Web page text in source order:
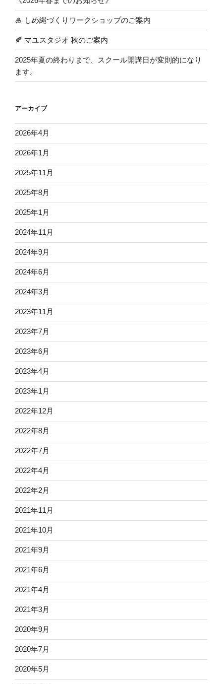
🎍 しめ縄づくりワークショップのご案内
🍂 マユスタジオ 秋のご案内
2025年夏の終わりまで、スクール開講日が変則的になり
ます。
アーカイブ
2026年4月
2026年1月
2025年11月
2025年8月
2025年1月
2024年11月
2024年9月
2024年6月
2024年3月
2023年11月
2023年7月
2023年6月
2023年4月
2023年1月
2022年12月
2022年8月
2022年7月
2022年4月
2022年2月
2021年11月
2021年10月
2021年9月
2021年6月
2021年4月
2021年3月
2020年9月
2020年7月
2020年5月